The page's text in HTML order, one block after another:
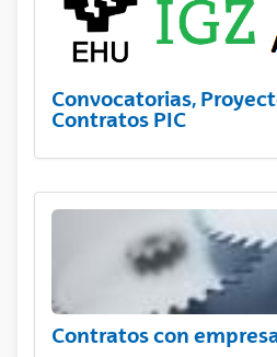
Convocatorias,
Contratos PIC
Contratos con